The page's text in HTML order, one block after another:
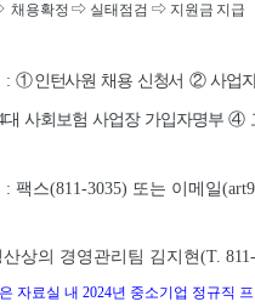
채용확정⇨ 실태점검 ⇨ 지원금 지급
: ①인턴사원 채용 신청서② 사업
대 사회보험 사업장 가입자명부 ④
: 팩스(811-3035) 또는 이메일(
산상의 경영관리팀 김지현(T.
자료실 내 2024년 중소기업 정규직